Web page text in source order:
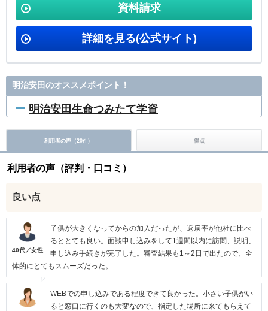
資料請求
詳細を見る(公式サイト)
明治安田のオススメポイント！
明治安田生命つみたて学資
利用者の声（20件） 得点
利用者の声（評判・口コミ）
良い点
40代／女性
子供が大きくなってからの加入だったが、返戻率が他社に比べ
るととても良い。面談申し込みをして1週間以内に訪問、説明、
申し込み手続きが完了した。審査結果も1～2日で出たので、全
体的にとてもスムーズだった。
WEBでの申し込みである程度できて良かった。小さい子供がい
ると窓口に行くのも大変なので、指定した場所に来てもらえて